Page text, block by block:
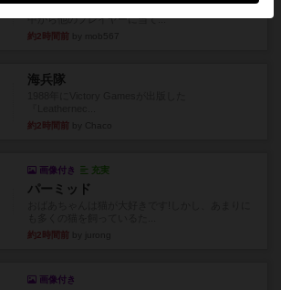
親のプレイヤーがお題を決めて限られたヒントの
中から他のプレイヤーに当て...
約2時間前
海兵隊
約2時間前
画像付き 充実
パーミッド
約2時間前
画像付き